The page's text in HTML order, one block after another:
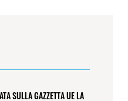
SULLA GAZZETTA UE LA